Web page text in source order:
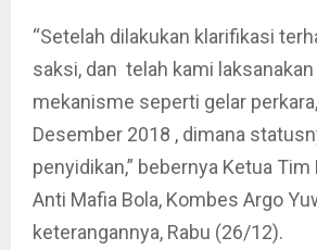
“Setelah dilakukan klarifikasi
saksi, dan telah kami
mekanisme seperti gelar
Desember 2018 , dimana
penyidikan,” bebernya Ketua
Anti Mafia Bola, Kombes Argo
keterangannya, Rabu (26/12).